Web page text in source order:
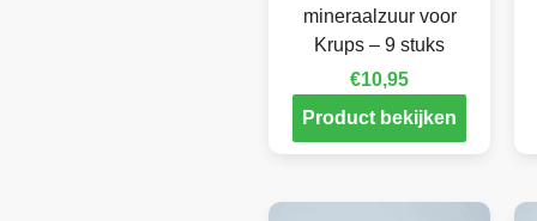
mineraalzuur voor
Krups – 9 stuks
€10,95
Product bekijken